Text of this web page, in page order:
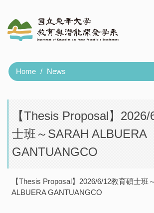
the
main
block
Home
News
【Thesis Proposal】
士班～SARAH ALBUERA
GANTUANGCO
【Thesis Proposal】2026/6/12教育碩士班
ALBUERA GANTUANGCO